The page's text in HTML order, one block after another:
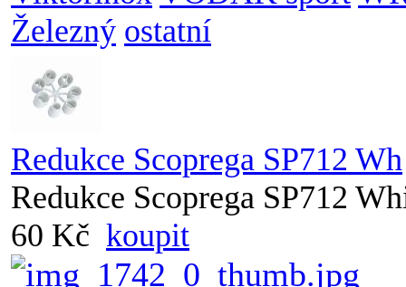
Železný ostatní
Redukce Scoprega SP712 Wh
Redukce Scoprega SP712
60 Kč koupit